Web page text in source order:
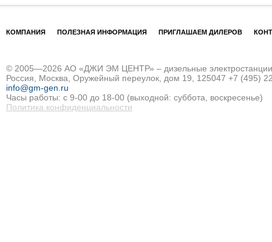
КОМПАНИЯ ПОЛЕЗНАЯ ИНФОРМАЦИЯ ПРИГЛАШАЕМ ДИЛЕРОВ
© 2005—2026 АО «ДЖИ ЭМ ЦЕНТР» – дизельные электростанции
Россия, Москва, Оружейный переулок, дом 19, 125047 +7 (495)
info@gm-gen.ru
Часы работы: с 9-00 до 18-00 (выходной: суббота, воскресенье)
Политика конфиденциальности